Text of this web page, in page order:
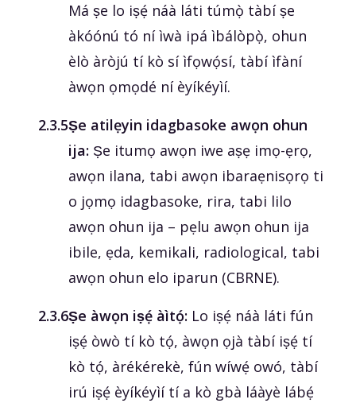
Má ṣe lo iṣẹ́ náà láti túmọ̀ tàbí ṣe
àkóónú tó ní ìwà ipá ìbálòpọ̀, ohun
èlò àròjú tí kò sí ìfọwọ́sí, tàbí ìfàní
àwọn ọmọdé ní èyíkéyìí.
‎2.3.5Ṣe atilẹyin idagbasoke awọn ohun
ija: Ṣe itumọ awọn iwe aṣẹ imọ-ẹrọ,
awọn ilana, tabi awọn ibaraẹnisọrọ ti
o jọmọ idagbasoke, rira, tabi lilo
awọn ohun ija – pẹlu awọn ohun ija
ibile, ẹda, kemikali, radiological, tabi
awọn ohun elo iparun (CBRNE).
‎2.3.6Ṣe àwọn iṣẹ́ àìtọ́: Lo iṣẹ́ náà láti fún
iṣẹ́ òwò tí kò tọ́, àwọn ọjà tàbí iṣẹ́ tí
kò tọ́, àrékérekè, fún wíwẹ́ owó, tàbí
irú iṣẹ́ èyíkéyìí tí a kò gbà láàyè lábẹ́